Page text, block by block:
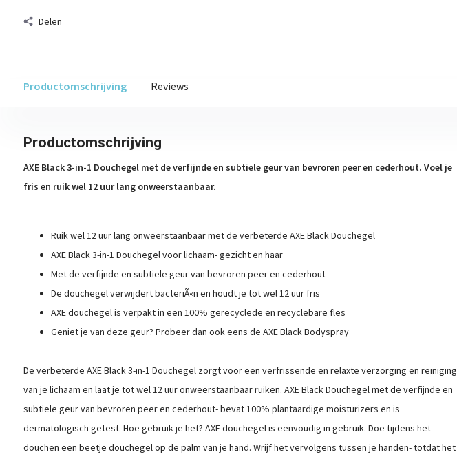
Delen
Productomschrijving Reviews
Productomschrijving
AXE Black 3-in-1 Douchegel met de verfijnde en subtiele geur van bevroren peer en cederhout. Voel je
fris en ruik wel 12 uur lang onweerstaanbaar.
Ruik wel 12 uur lang onweerstaanbaar met de verbeterde AXE Black Douchegel
AXE Black 3-in-1 Douchegel voor lichaam- gezicht en haar
Met de verfijnde en subtiele geur van bevroren peer en cederhout
De douchegel verwijdert bacteriÃ«n en houdt je tot wel 12 uur fris
AXE douchegel is verpakt in een 100% gerecyclede en recyclebare fles
Geniet je van deze geur? Probeer dan ook eens de AXE Black Bodyspray
De verbeterde AXE Black 3-in-1 Douchegel zorgt voor een verfrissende en relaxte verzorging en reiniging
van je lichaam en laat je tot wel 12 uur onweerstaanbaar ruiken. AXE Black Douchegel met de verfijnde en
subtiele geur van bevroren peer en cederhout- bevat 100% plantaardige moisturizers en is
dermatologisch getest. Hoe gebruik je het? AXE douchegel is eenvoudig in gebruik. Doe tijdens het
douchen een beetje douchegel op de palm van je hand. Wrijf het vervolgens tussen je handen- totdat het